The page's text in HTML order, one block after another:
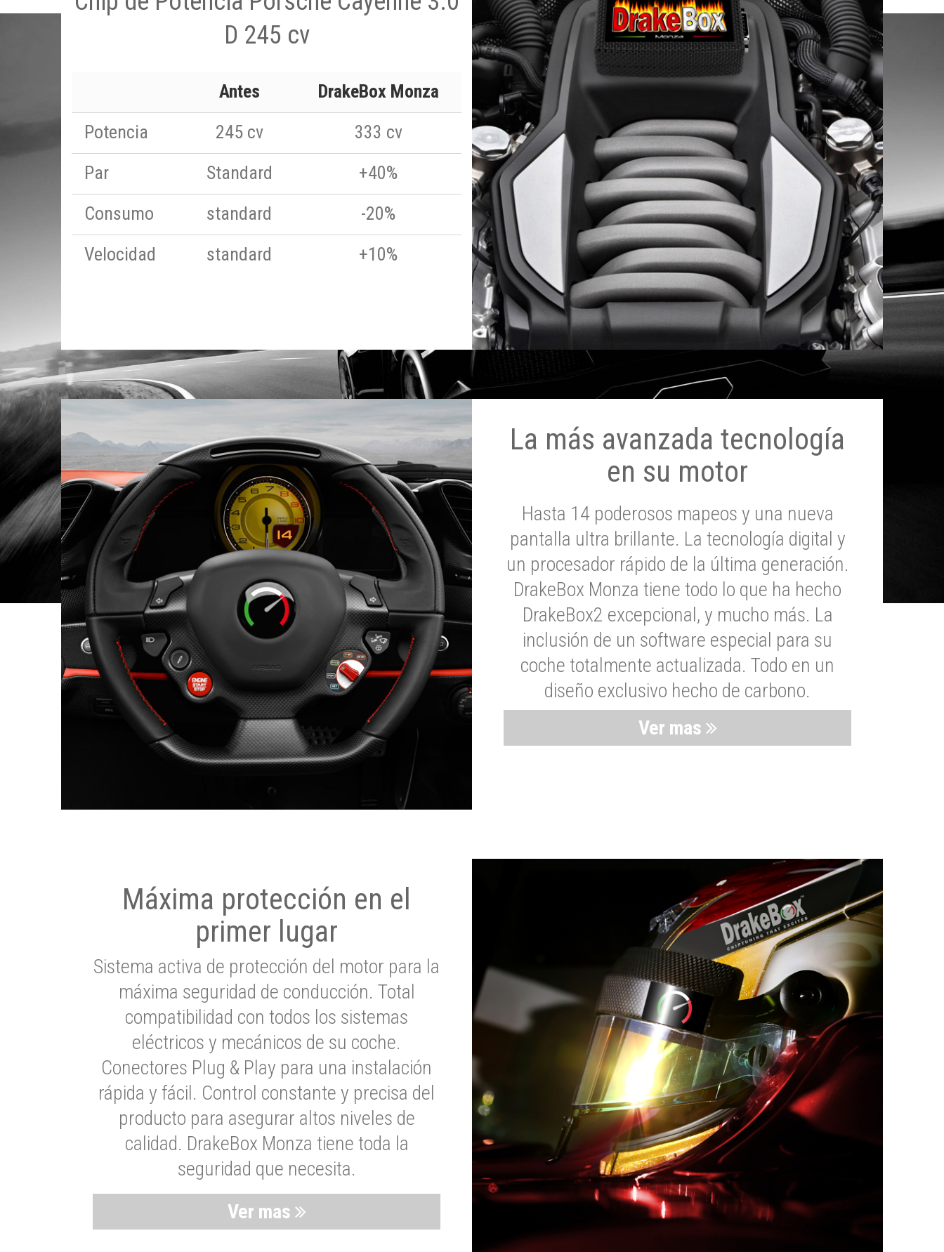
D 245 cv
Antes
DrakeBox Monza
Potencia
245 cv
333 cv
Par
Standard
+40%
Consumo
standard
-20%
Velocidad
standard +10%
La más avanzada tecnología
en su motor
Hasta 14 poderosos mapeos y una nueva
pantalla ultra brillante. La tecnología digital y
un procesador rápido de la última generación.
DrakeBox Monza tiene todo lo que ha hecho
DrakeBox2 excepcional, y mucho más. La
inclusión de un software especial para su
coche totalmente actualizada. Todo en un
diseño exclusivo hecho de carbono.
Ver mas
Máxima protección en el
primer lugar
Sistema activa de protección del motor para la
máxima seguridad de conducción. Total
compatibilidad con todos los sistemas
eléctricos y mecánicos de su coche.
Conectores Plug & Play para una instalación
rápida y fácil. Control constante y precisa del
producto para asegurar altos niveles de
calidad. DrakeBox Monza tiene toda la
seguridad que necesita.
Ver mas